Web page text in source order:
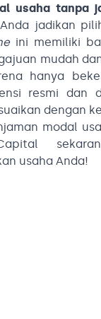
usaha tanpa
jadikan
ini memiliki
mudah
hanya
resmi dan
dengan
modal
usaha Anda!